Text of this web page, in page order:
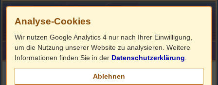
HOME ImpressumLinks
Filmbeschreibung, Cover & DVD Infos
Analyse-Cookies
Wir nutzen Google Analytics 4 nur nach Ihrer Einwilligung,
um die Nutzung unserer Website zu analysieren. Weitere
Informationen finden Sie in der Datenschutzerklärung
Ablehnen